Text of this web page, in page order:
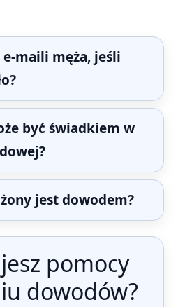
e-maili męża, jeśli
być świadkiem w
jest dowodem?
pomocy
dowodów?